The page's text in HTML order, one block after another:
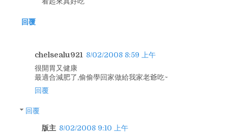
回覆
chelsealu921 8/02/2008 8:59 上午
很開胃又健康
最適合減肥了,偷偷學回家做給我家老爺吃~
回覆
回覆
版主 8/02/2008 9:10 上午